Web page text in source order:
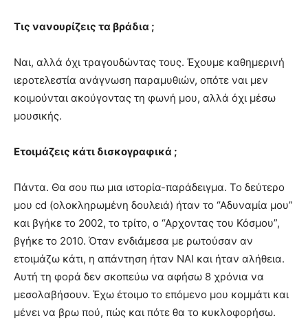
Τις νανουρίζεις τα βράδια ;
Ναι, αλλά όχι τραγουδώντας τους. Έχουμε καθημερινή
ιεροτελεστία ανάγνωση παραμυθιών, οπότε ναι μεν
κοιμούνται ακούγοντας τη φωνή μου, αλλά όχι μέσω
μουσικής.
Ετοιμάζεις κάτι δισκογραφικά ;
Πάντα. Θα σου πω μια ιστορία-παράδειγμα. Το δεύτερο
μου cd (ολοκληρωμένη δουλειά) ήταν το “Αδυναμία μου”
και βγήκε το 2002, το τρίτο, ο “Αρχοντας του Κόσμου”,
βγήκε το 2010. Όταν ενδιάμεσα με ρωτούσαν αν
ετοιμάζω κάτι, η απάντηση ήταν ΝΑΙ και ήταν αλήθεια.
Αυτή τη φορά δεν σκοπεύω να αφήσω 8 χρόνια να
μεσολαβήσουν. Έχω έτοιμο το επόμενο μου κομμάτι και
μένει να βρω πού, πώς και πότε θα το κυκλοφορήσω.